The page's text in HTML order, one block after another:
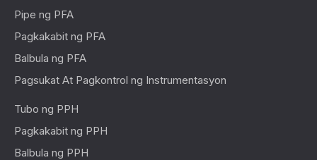
Pipe ng PFA
Pagkakabit ng PFA
Balbula ng PFA
Pagsukat At Pagkontrol ng Instrumentasyon
Tubo ng PPH
Pagkakabit ng PPH
Balbula ng PPH